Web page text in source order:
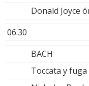
Donald Joyce
06.30
BACH
Toccata y